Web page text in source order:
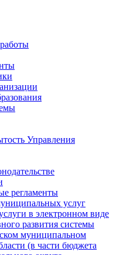
Управления
регламенты
услуг
в электронном виде
развития системы
муниципальном
(в части бюджета